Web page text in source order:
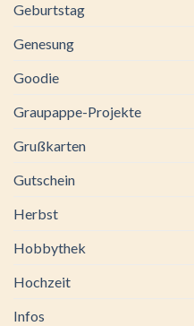
Geburtstag
Genesung
Goodie
Graupappe-Projekte
Grußkarten
Gutschein
Herbst
Hobbythek
Hochzeit
Infos